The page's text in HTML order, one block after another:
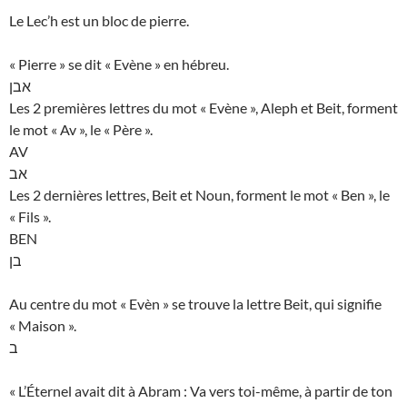
Le Lec’h est un bloc de pierre.
« Pierre » se dit « Evène » en hébreu.
אבן
Les 2 premières lettres du mot « Evène », Aleph et Beit, forment
le mot « Av », le « Père ».
AV
אב
Les 2 dernières lettres, Beit et Noun, forment le mot « Ben », le
« Fils ».
BEN
בן
Au centre du mot « Evèn » se trouve la lettre Beit, qui signifie
« Maison ».
ב
« L’Éternel avait dit à Abram : Va vers toi-même, à partir de ton